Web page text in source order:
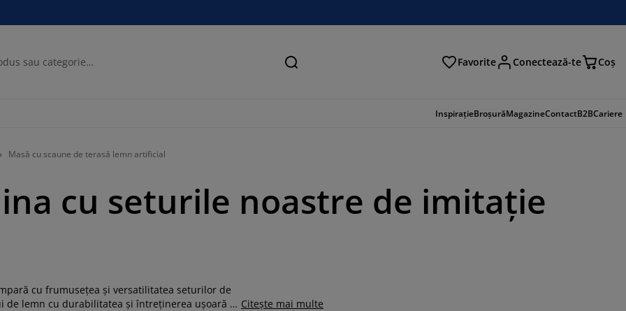
Căutare Favorite Conectează-te Coş
InspirațieBroșurăMagazineContactB2BCariere
Masă cu scaune de terasă lemn artificial
cu seturile noastre de imitație
cu frumusețea și versatilitatea seturilor de
lemn cu durabilitatea și întreținerea ușoară a Citește mai multe